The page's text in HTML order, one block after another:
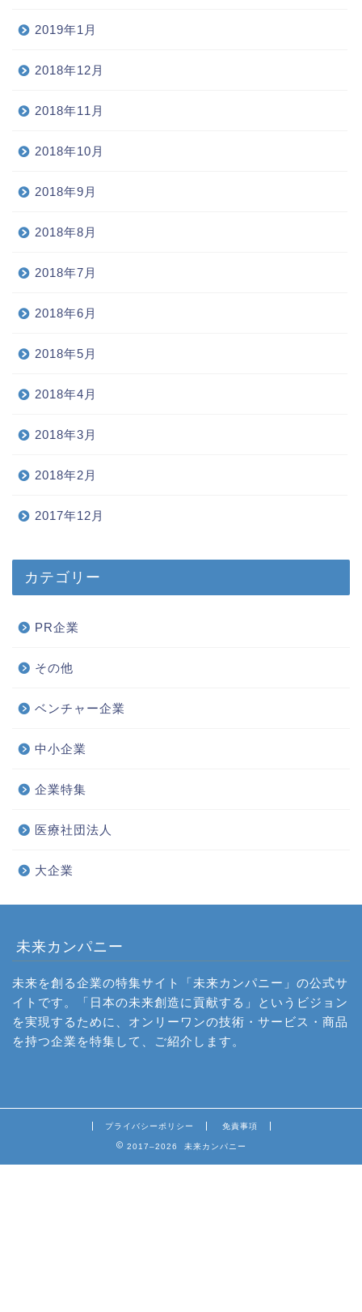
2019年1月
2018年12月
2018年11月
2018年10月
2018年9月
2018年8月
2018年7月
2018年6月
2018年5月
2018年4月
2018年3月
2018年2月
2017年12月
カテゴリー
PR企業
その他
ベンチャー企業
中小企業
企業特集
医療社団法人
大企業
未来カンパニー
未来を創る企業の特集サイト「未来カンパニー」の公式サ
イトです。「日本の未来創造に貢献する」というビジョン
を実現するために、オンリーワンの技術・サービス・商品
を持つ企業を特集して、ご紹介します。
プライバシーポリシー 免責事項
2017–2026 未来カンパニー